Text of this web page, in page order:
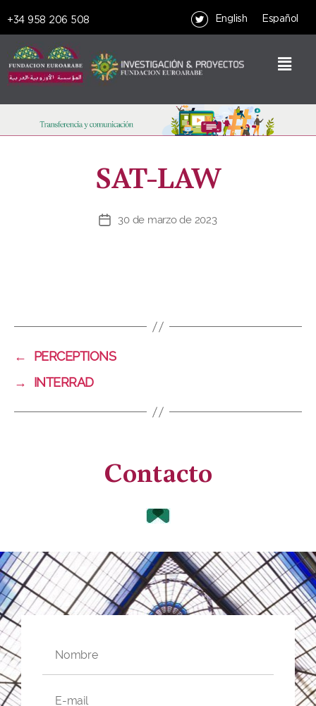
Español
English
+34 958 206 508
SAT-LAW
30 de marzo de 2023
←
PERCEPTIONS
→
INTERRAD
Contacto